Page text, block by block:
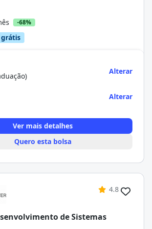
-68%
grátis
Alterar
Alterar
Ver mais detalhes
Quero esta bolsa
4.8
de Sistemas